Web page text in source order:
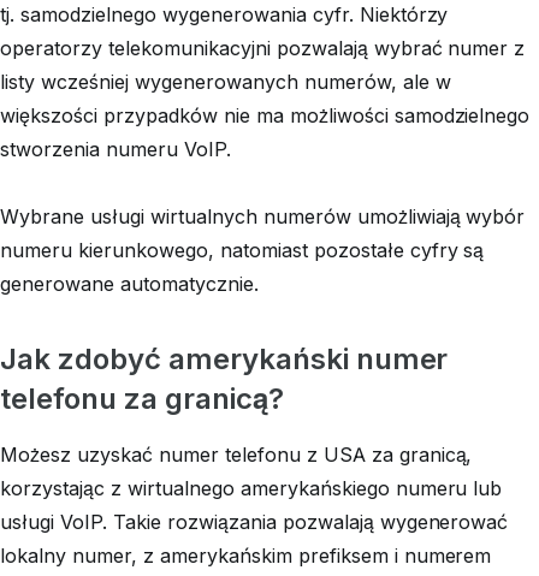
tj. samodzielnego wygenerowania cyfr. Niektórzy
operatorzy telekomunikacyjni pozwalają wybrać numer z
listy wcześniej wygenerowanych numerów, ale w
większości przypadków nie ma możliwości samodzielnego
stworzenia numeru VoIP.
Wybrane usługi wirtualnych numerów umożliwiają wybór
numeru kierunkowego, natomiast pozostałe cyfry są
generowane automatycznie.
Jak zdobyć amerykański numer
telefonu za granicą?
Możesz uzyskać numer telefonu z USA za granicą,
korzystając z wirtualnego amerykańskiego numeru lub
usługi VoIP. Takie rozwiązania pozwalają wygenerować
lokalny numer, z amerykańskim prefiksem i numerem